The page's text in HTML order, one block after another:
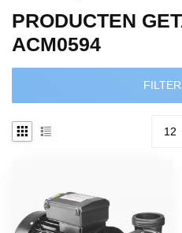
PRODUCTEN
ACM0594